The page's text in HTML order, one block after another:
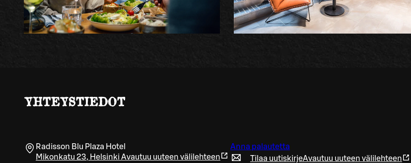
YHTEYSTIEDOT
Radisson Blu Plaza Hotel
Mikonkatu 23, Helsinki Avautuu uuteen välilehteen
Anna palautetta
Tilaa uutiskirjeAvautuu uuteen välilehteen